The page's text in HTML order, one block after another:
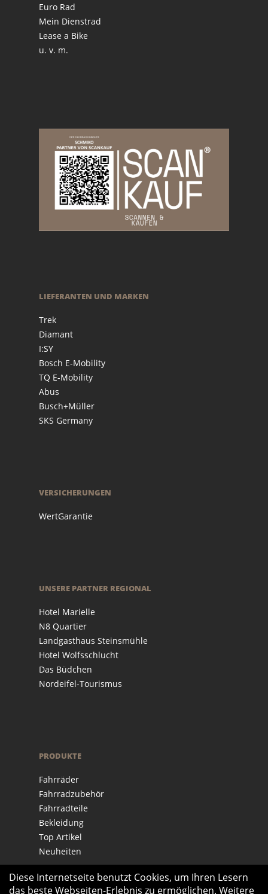
Euro Rad
Mein Dienstrad
Lease a Bike
u. v. m.
LIEFERANTEN UND MARKEN
Trek
Diamant
I:SY
Bosch E-Mobility
TQ E-Mobility
Abus
Busch+Müller
SKS Germany
VERSICHERUNGEN
WertGarantie
UNSERE PARTNER REGIONAL
Hotel Marielle
N8 Quartier
Landgasthaus Steinsmühle
Hotel Wolfsschlucht
Das Büdchen
Nordeifel-Tourismus
PRODUKTE
Fahrräder
Fahrradzubehör
Fahrradteile
Bekleidung
Top Artikel
Neuheiten
Diese Internetseite benutzt Cookies, um Ihren Lesern
das beste Webseiten-Erlebnis zu ermöglichen. Weitere